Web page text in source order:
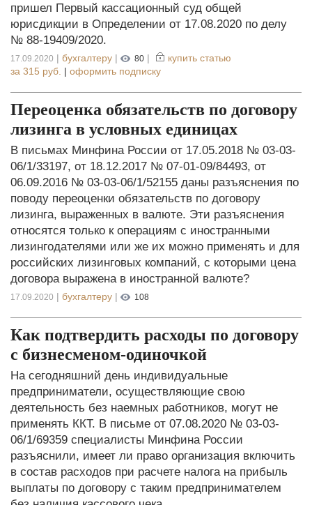
пришел Первый кассационный суд общей
юрисдикции в Определении от 17.08.2020 по делу
№ 88-19409/2020.
17.09.2020 | бухгалтеру | 80 |
купить статью
за 315 руб. | оформить подписку
Переоценка обязательств по договору
лизинга в условных единицах
В письмах Минфина России от 17.05.2018 № 03-03-
06/1/33197, от 18.12.2017 № 07-01-09/84493, от
06.09.2016 № 03-03-06/1/52155 даны разъяснения по
поводу переоценки обязательств по договору
лизинга, выраженных в валюте. Эти разъяснения
относятся только к операциям с иностранными
лизингодателями или же их можно применять и для
российских лизинговых компаний, с которыми цена
договора выражена в иностранной валюте?
17.09.2020 | бухгалтеру | 108
Как подтвердить расходы по договору
с бизнесменом-одиночкой
На сегодняшний день индивидуальные
предприниматели, осуществляющие свою
деятельность без наемных работников, могут не
применять ККТ. В письме от 07.08.2020 № 03-03-
06/1/69359 специалисты Минфина России
разъяснили, имеет ли право организация включить
в состав расходов при расчете налога на прибыль
выплаты по договору с таким предпринимателем